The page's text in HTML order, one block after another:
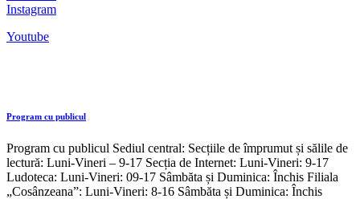
Instagram
Youtube
Program cu publicul
Program cu publicul Sediul central: Secțiile de împrumut și sălile de
lectură: Luni-Vineri – 9-17 Secția de Internet: Luni-Vineri: 9-17
Ludoteca: Luni-Vineri: 09-17 Sâmbăta și Duminica: Închis Filiala
„Cosânzeana”: Luni-Vineri: 8-16 Sâmbăta și Duminica: Închis